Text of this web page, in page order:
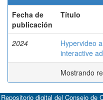
Fecha de
publicación
Título
2024
Hypervideo
interactive
Mostrando
digital del Consejo de